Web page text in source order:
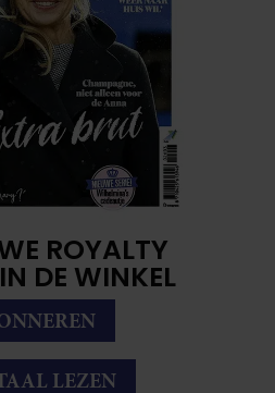
ROYALTY
DE WINKEL
LEZEN